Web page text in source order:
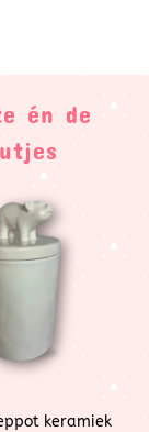
én de
keramiek